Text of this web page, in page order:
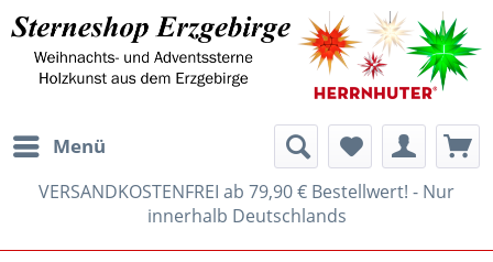
Menü
VERSANDKOSTENFREI ab 79,90 € Bestellwert! - Nur
innerhalb Deutschlands